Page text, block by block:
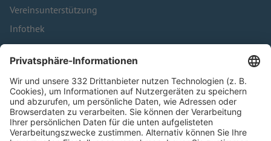
Vereinsunterstützung
Infothek
Kontakt
HÄUFIG BESUCHTE SEITEN
Pässe und Vereinswechsel
Trainerausbildung